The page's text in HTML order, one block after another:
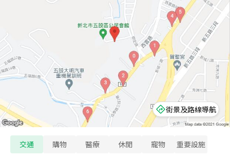
街景及路線導航
交通 購物 醫療 休閒 寵物 重要設施